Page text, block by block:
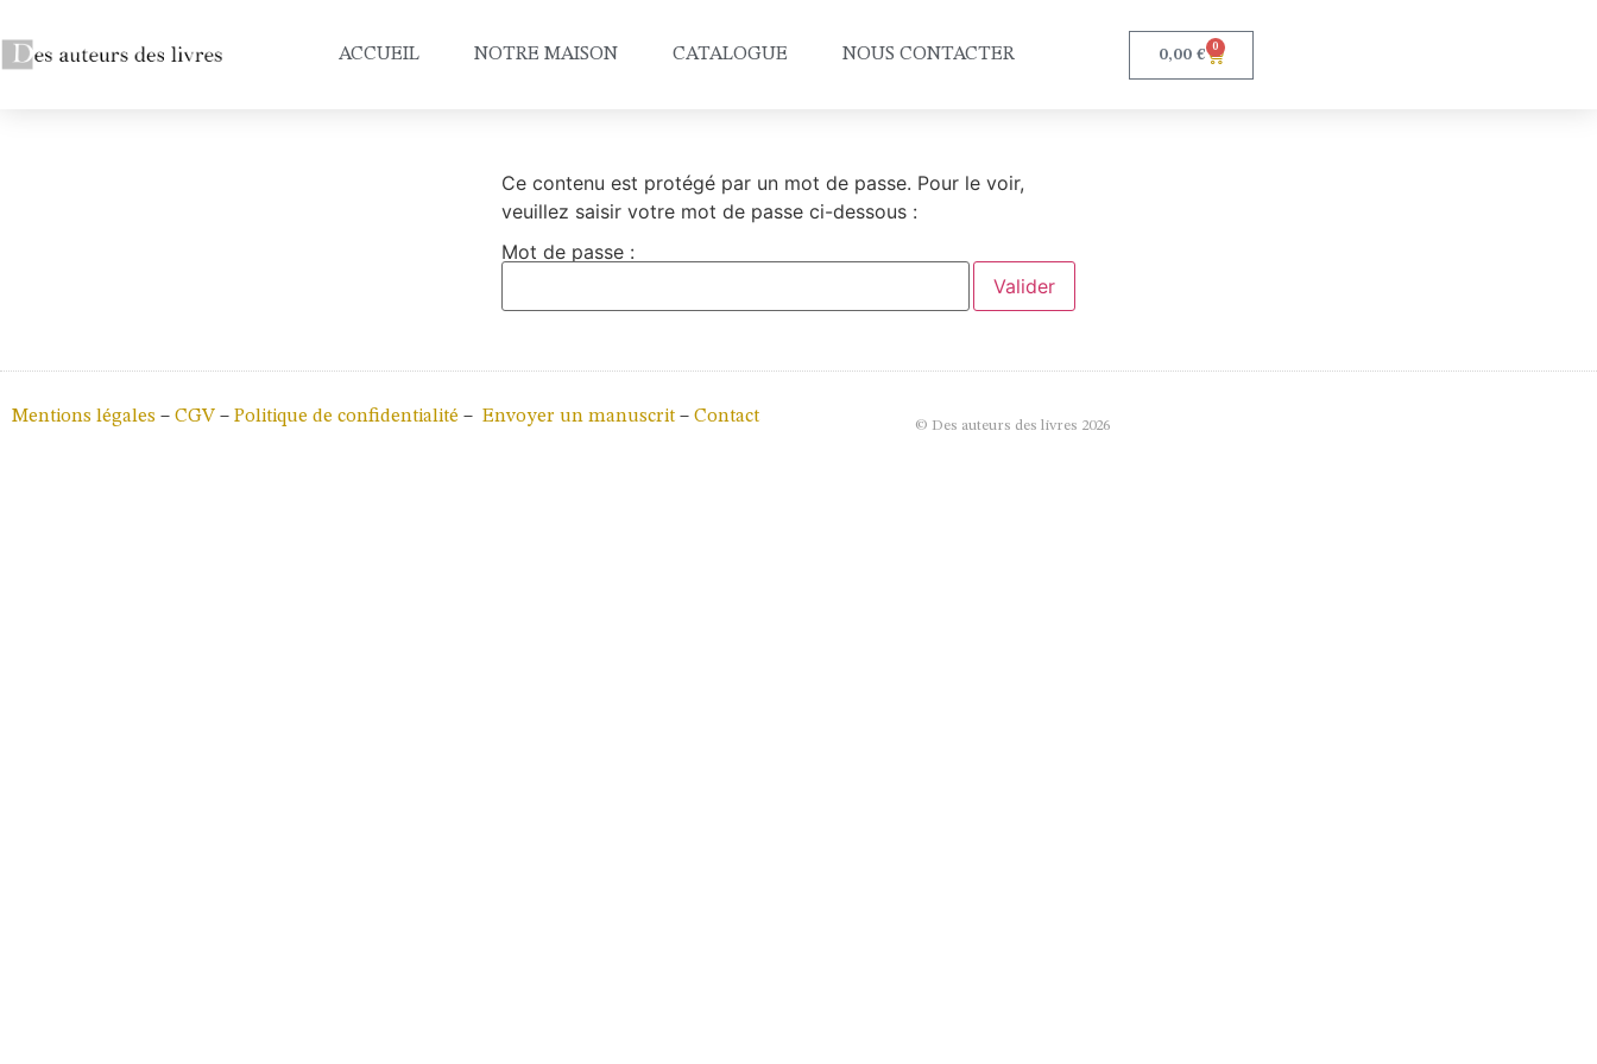
ACCUEIL NOTRE MAISON CATALOGUE NOUS CONTACTER 0,00 € 0
Ce contenu est protégé par un mot de passe. Pour le voir,
veuillez saisir votre mot de passe ci-dessous :
Mot de passe :
Mentions légales – CGV – Politique de confidentialité – Envoyer un manuscrit – Contact © Des auteurs des livres 2026